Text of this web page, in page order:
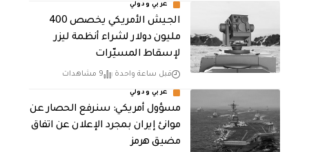
عربي ودولي
الجيش الأمريكي يخصص 400
مليون دولار لشراء أنظمة ليزر
لإسقاط المسيّرات
قبل ساعة واحدة 9 مشاهدات
عربي ودولي
مسؤول أمريكي: سنرفع الحصار عن
موانئ إيران بمجرد الإعلان عن اتفاق
مضيق هرمز